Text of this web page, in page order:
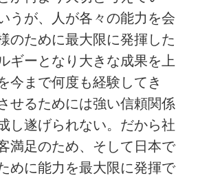
うが、人が各々の能力を会
のために最大限に発揮した
ギーとなり大きな成果を上
今まで何度も経験してき
せるためには強い信頼関係
し遂げられない。だから社
満足のため、そして日本で
めに能力を最大限に発揮で